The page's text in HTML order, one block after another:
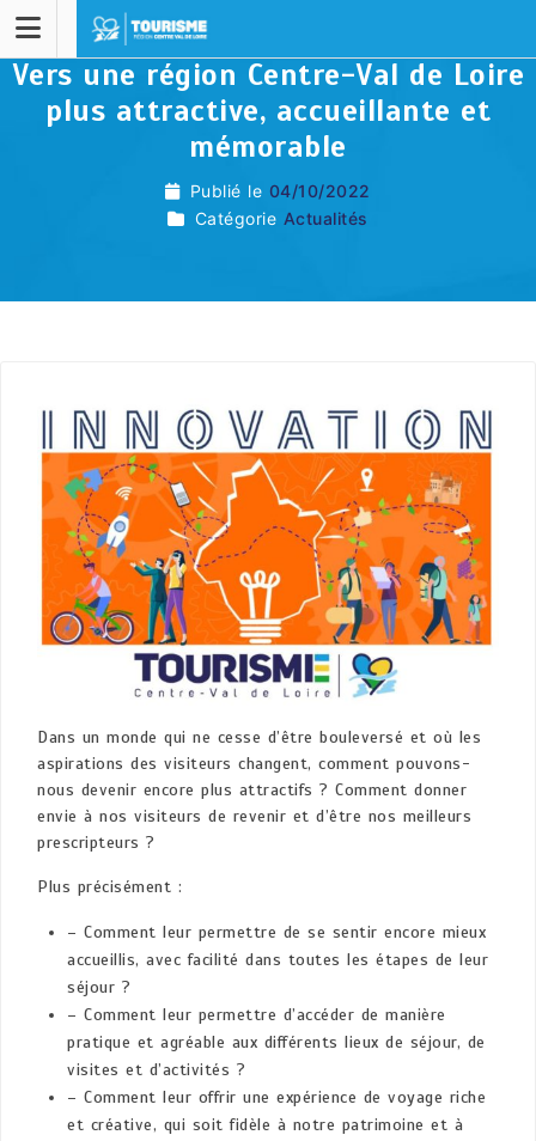
Vers une région Centre-Val de Loire
plus attractive, accueillante et
mémorable
Publié le 04/10/2022
Catégorie Actualités
Dans un monde qui ne cesse d’être bouleversé et où les
aspirations des visiteurs changent, comment pouvons-
nous devenir encore plus attractifs ? Comment donner
envie à nos visiteurs de revenir et d’être nos meilleurs
prescripteurs ?
Plus précisément :
– Comment leur permettre de se sentir encore mieux
accueillis, avec facilité dans toutes les étapes de leur
séjour ?
– Comment leur permettre d’accéder de manière
pratique et agréable aux différents lieux de séjour, de
visites et d’activités ?
– Comment leur offrir une expérience de voyage riche
et créative, qui soit fidèle à notre patrimoine et à